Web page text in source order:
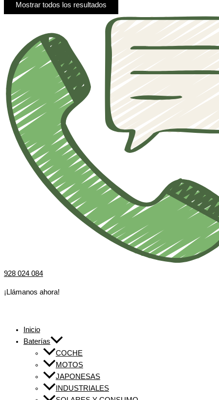
Mostrar todos los resultados
928 024 084
¡Llámanos ahora!
Inicio
Baterías
COCHE
MOTOS
JAPONESAS
INDUSTRIALES